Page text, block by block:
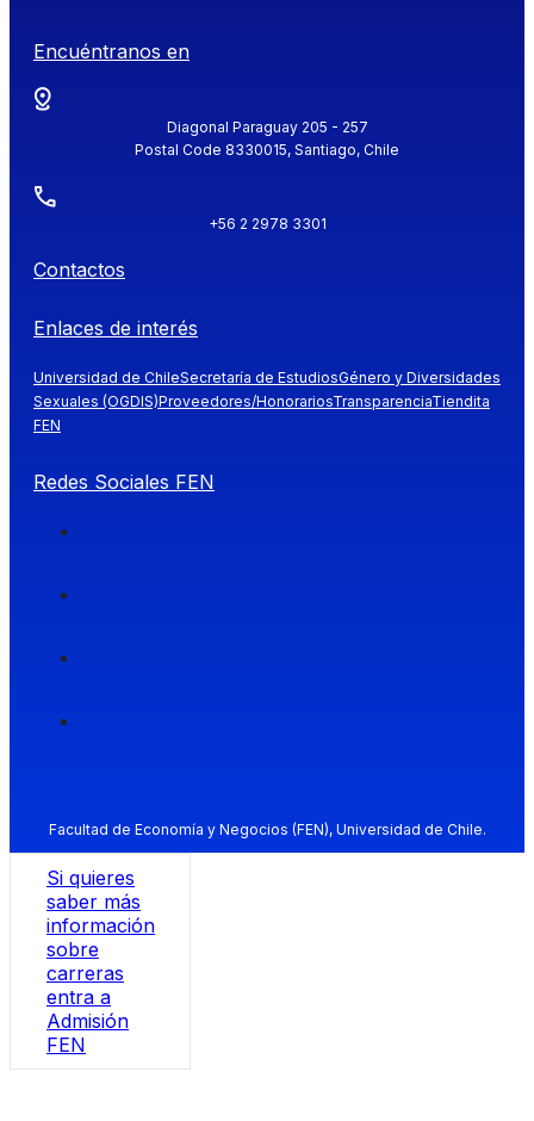
Encuéntranos en
Diagonal Paraguay 205 - 257
Postal Code 8330015, Santiago, Chile
+56 2 2978 3301
Contactos
Enlaces de interés
Universidad de ChileSecretaría de EstudiosGénero y Diversidades
Sexuales (OGDIS)Proveedores/HonorariosTransparenciaTiendita
FEN
Redes Sociales FEN
Facultad de Economía y Negocios (FEN), Universidad de Chile.
Si quieres
saber más
información
sobre
carreras
entra a
Admisión
FEN